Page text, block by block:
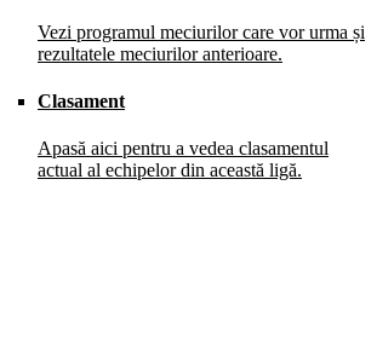
Vezi programul meciurilor care vor urma și
rezultatele meciurilor anterioare.
Clasament
Apasă aici pentru a vedea clasamentul
actual al echipelor din această ligă.